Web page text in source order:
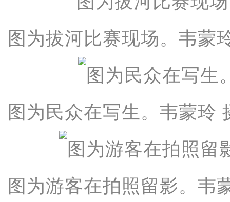
图为拔河比赛现场。韦蒙
图为民众在写生。韦蒙玲
图为游客在拍照留影。韦